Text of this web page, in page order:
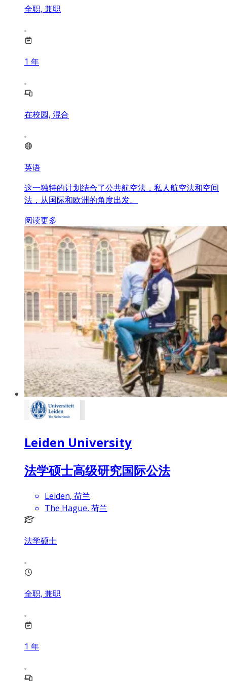
全职, 兼职
1 年
在校园, 混合
英语
这一独特的计划结合了公共航空法，私人航空法和空间
法，从国际和欧洲的角度出发。
阅读更多
Leiden University
法学硕士高级研究国际公法
Leiden, 荷兰
The Hague, 荷兰
法学硕士
全职, 兼职
1 年